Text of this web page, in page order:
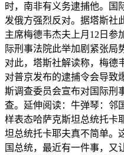
时，南非有义务逮捕他。国
发俄方强烈反对。据塔斯社
主席梅德韦杰夫上月12日参
际刑事法院此举加剧紧张局
对此，塔斯社解读称，梅德
对普京发布的逮捕令会导致
斯调查委员会宣布对国际刑
查。延伸阅读：牛弹琴：邻
样表态哈萨克斯坦总统托卡
坦总统托卡耶夫真不简单。
国总统，最近有一件事，又